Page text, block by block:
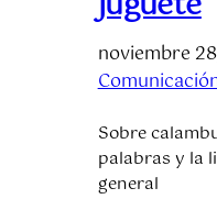
noviembre
Sobre
palabras y la
general